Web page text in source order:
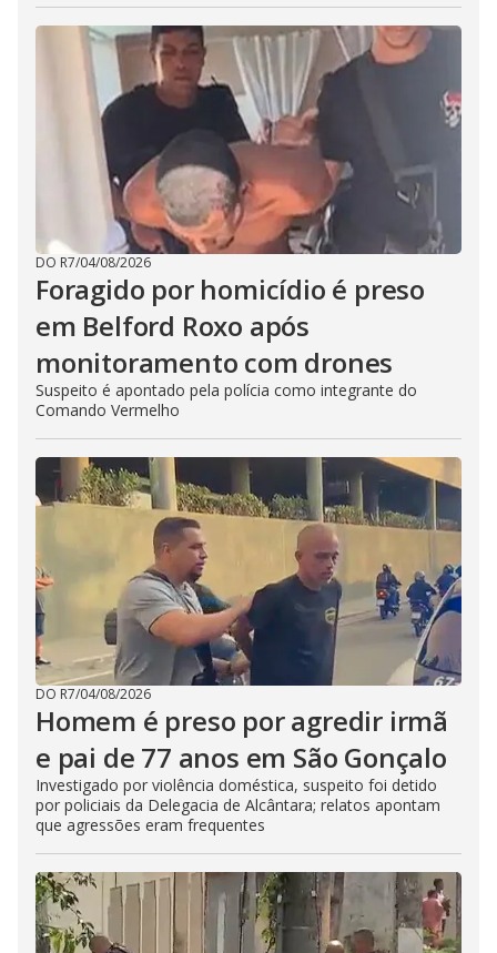
DO R7/04/08/2026
Foragido por homicídio é preso
em Belford Roxo após
monitoramento com drones
Suspeito é apontado pela polícia como integrante do
Comando Vermelho
DO R7/04/08/2026
Homem é preso por agredir irmã
e pai de 77 anos em São Gonçalo
Investigado por violência doméstica, suspeito foi detido
por policiais da Delegacia de Alcântara; relatos apontam
que agressões eram frequentes